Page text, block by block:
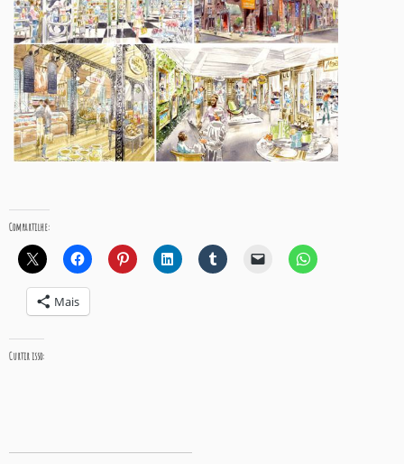
Compartilhe:
Mais
Curtir isso: